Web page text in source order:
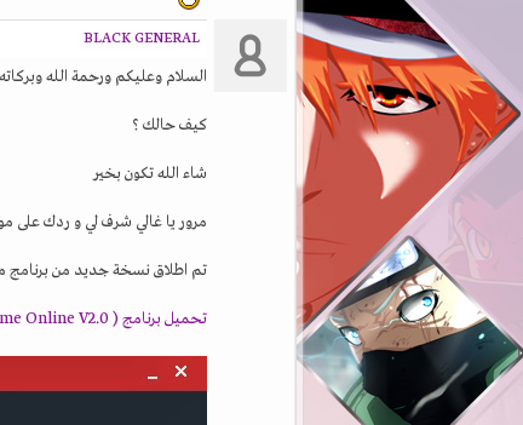
BLACK GENERAL
السلام وعليكم ورحمة الله وبركاته
كيف حالك ؟
شاء الله تكون بخير
مرور يا غالي شرف لي و ردك على
تم اطلاق نسخة جديد من برنامج
تحميل برنامج ( MAZ Anime Online V2.0 ) مشاهدة الانمي اون لاين